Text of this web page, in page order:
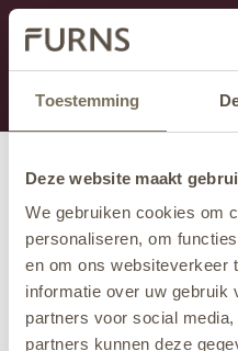
Toestemming
Deze website maakt
We gebruiken cookies om
personaliseren, om
en om ons websiteverkeer
informatie over uw gebruik
partners voor social
partners kunnen deze
Dit onderdeel is
Als je informatie mist kun
168 of mailen